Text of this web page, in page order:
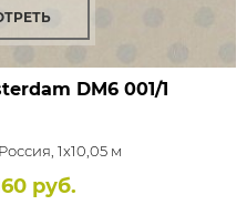
DM6 001/1
Россия, 1x10,05 м
руб.